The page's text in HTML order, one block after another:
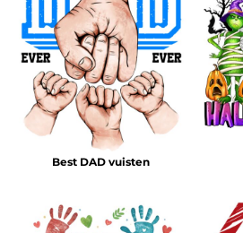
Best DAD vuisten